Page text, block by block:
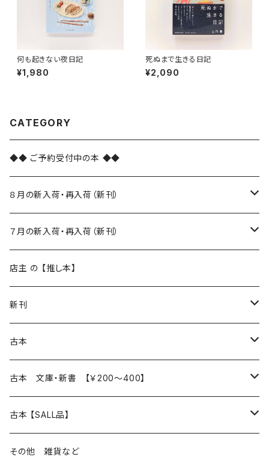
何も起きない夜日記
¥1,980
死ぬまで生きる日記
¥2,090
CATEGORY
◆◆ ご予約受付中の本 ◆◆
８月の新入荷・再入荷（新刊）
新入荷
再入荷
７月の新入荷・再入荷（新刊）
新入荷
再入荷
店主 の 【推し本】
新刊
本 の あれこれ
読書のこと
本屋のこと
文芸
近代小説 エッセイ 戯曲（日本人作家）
現代小説 エッセイ 戯曲（日本人作家）
日々 の できこと
日常の 風景 群像
生き方 ライフスタイル
古本
本 の あれこれ
読書のこと
本屋のこと
日本文学
小説 エッセイ 戯曲（日本人作家）
海外文学
古本 文庫・新書 【￥200～400】
日本文学
小説 エッセイ 戯曲
海外文学
古本 【SALL品】
20％OFF
その他 雑貨など